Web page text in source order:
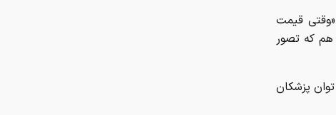
قیمت
هم که تصور
پزشکان